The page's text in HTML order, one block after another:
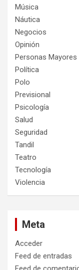
Música
Náutica
Negocios
Opinión
Personas Mayores
Política
Polo
Previsional
Psicología
Salud
Seguridad
Tandil
Teatro
Tecnología
Violencia
Meta
Acceder
Feed de entradas